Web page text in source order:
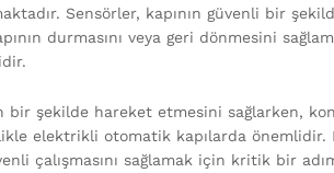
Sensörler, kapının güvenli bir
durmasını veya geri dönmesini
bir şekilde hareket etmesini sağlarken,
elektrikli otomatik kapılarda
çalışmasını sağlamak için kritik bir